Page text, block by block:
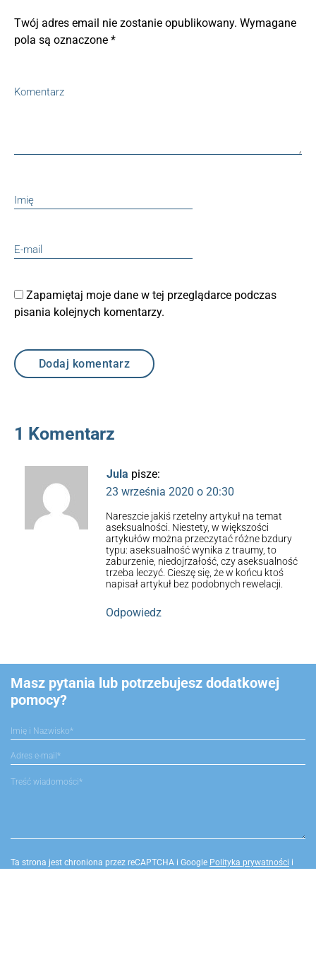
Twój adres email nie zostanie opublikowany. Wymagane
pola są oznaczone *
Zapamiętaj moje dane w tej przeglądarce podczas
pisania kolejnych komentarzy.
1 Komentarz
Jula pisze:
23 września 2020 o 20:30
Nareszcie jakiś rzetelny artykuł na temat
aseksualności. Niestety, w większości
artykułów można przeczytać różne bzdury
typu: aseksualność wynika z traumy, to
zaburzenie, niedojrzałość, czy aseksualność
trzeba leczyć. Cieszę się, że w końcu ktoś
napisał artykuł bez podobnych rewelacji.
Odpowiedz
Masz pytania lub potrzebujesz dodatkowej
pomocy?
Ta strona jest chroniona przez reCAPTCHA i Google Polityka prywatności i